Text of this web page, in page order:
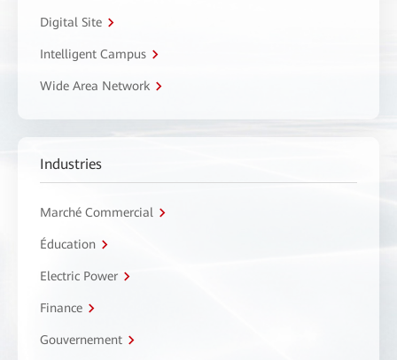
Digital Site
Intelligent Campus
Wide Area Network
Industries
Marché Commercial
Éducation
Electric Power
Finance
Gouvernement